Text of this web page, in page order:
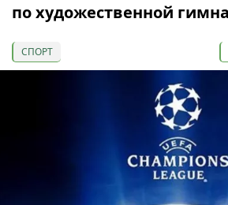
по художественной
СПОРТ